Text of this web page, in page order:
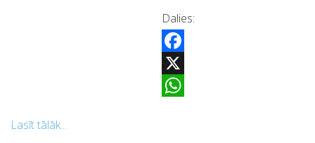
Dalies:
Facebook
X
Lasīt tālāk...